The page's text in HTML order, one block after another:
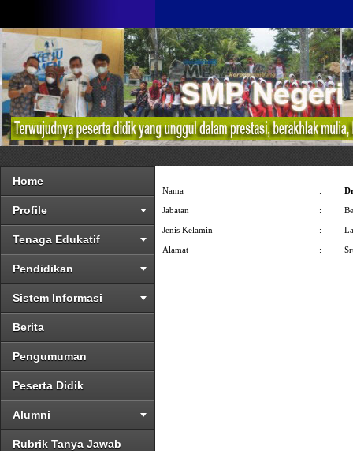
Home
Profile
Tenaga Edukatif
Pendidikan
Sistem Informasi
Berita
Pengumuman
Peserta Didik
Alumni
Rubrik Tanya Jawab
Nama :
Jabatan :
Jenis Kelamin :
Alamat :